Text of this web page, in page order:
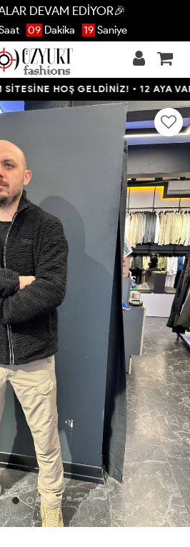
DEVAM EDİYOR🎉
09 Dakika 18 Saniye
HOŞ GELDİNİZ! • 12 AYA